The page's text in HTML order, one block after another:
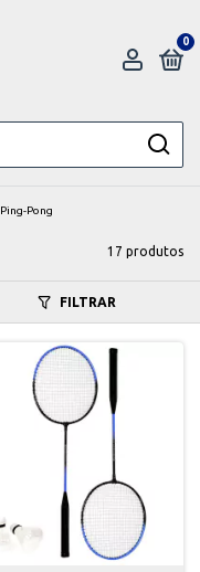
0
Ping-Pong
17 produtos
FILTRAR